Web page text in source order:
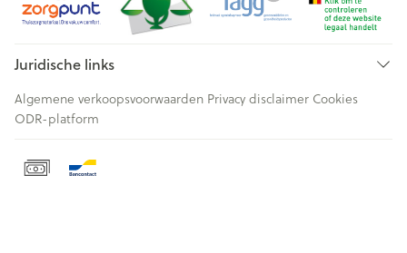
Juridische links
Algemene verkoopsvoorwaarden Privacy disclaimer Cookies
ODR-platform